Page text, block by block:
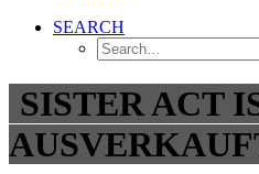
SEARCH
SISTER ACT